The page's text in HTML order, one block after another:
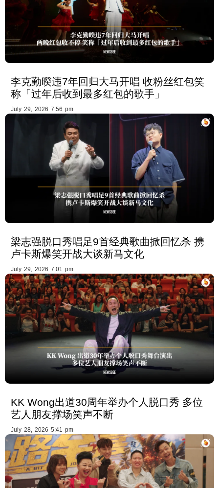
李克勤暌违7年回归大马开唱 收粉丝红包笑
称「过年后收到最多红包的歌手」
July 29, 2026 7:56 pm
梁志强脱口秀唱足9首经典歌曲掀回忆杀 携
卢卡斯爆笑开战大谈新马文化
July 29, 2026 7:01 pm
KK Wong出道30周年举办个人脱口秀 多位
艺人朋友撑场笑声不断
July 28, 2026 5:41 pm